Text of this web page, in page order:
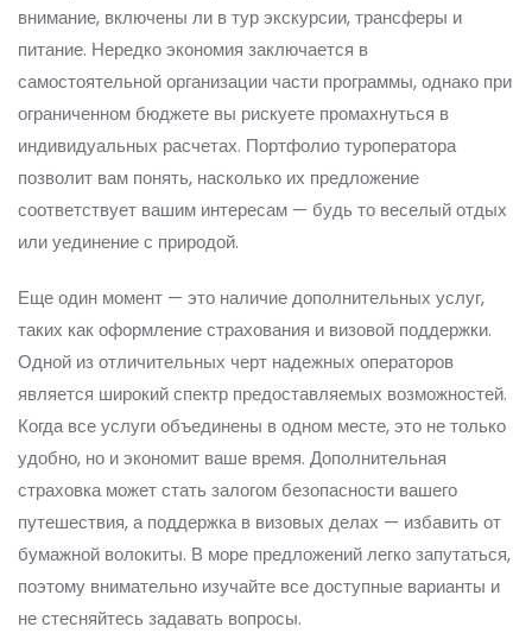
внимание, включены ли в тур экскурсии, трансферы и
питание. Нередко экономия заключается в
самостоятельной организации части программы, однако при
ограниченном бюджете вы рискуете промахнуться в
индивидуальных расчетах. Портфолио туроператора
позволит вам понять, насколько их предложение
соответствует вашим интересам — будь то веселый отдых
или уединение с природой.
Еще один момент — это наличие дополнительных услуг,
таких как оформление страхования и визовой поддержки.
Одной из отличительных черт надежных операторов
является широкий спектр предоставляемых возможностей.
Когда все услуги объединены в одном месте, это не только
удобно, но и экономит ваше время. Дополнительная
страховка может стать залогом безопасности вашего
путешествия, а поддержка в визовых делах — избавить от
бумажной волокиты. В море предложений легко запутаться,
поэтому внимательно изучайте все доступные варианты и
не стесняйтесь задавать вопросы.